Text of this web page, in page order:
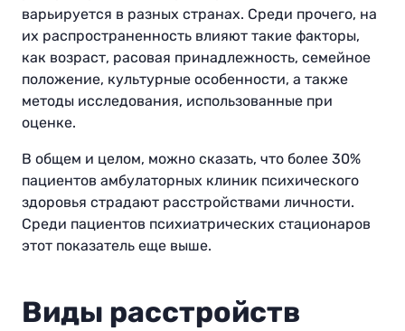
варьируется в разных странах. Среди прочего, на
их распространенность влияют такие факторы,
как возраст, расовая принадлежность, семейное
положение, культурные особенности, а также
методы исследования, использованные при
оценке.
В общем и целом, можно сказать, что более 30%
пациентов амбулаторных клиник психического
здоровья страдают расстройствами личности.
Среди пациентов психиатрических стационаров
этот показатель еще выше.
Виды расстройств